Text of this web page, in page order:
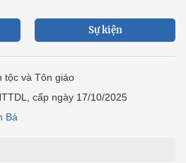
Sự kiện
tộc và Tôn giáo
cấp ngày 17/10/2025
Bá